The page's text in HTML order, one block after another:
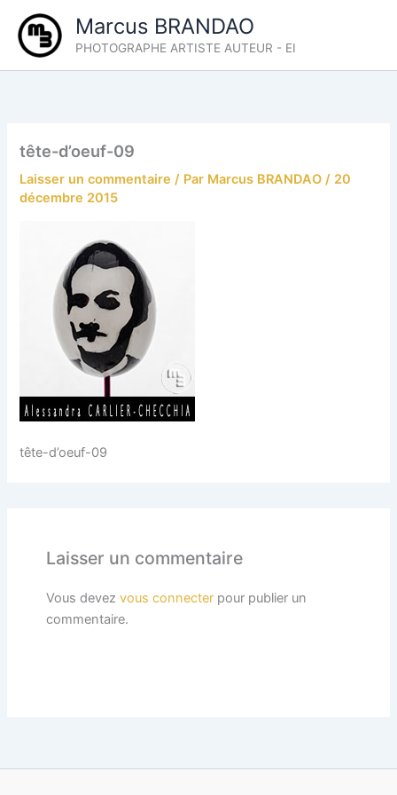
contenu
Marcus BRANDAO
PHOTOGRAPHE ARTISTE AUTEUR - EI
tête-d’oeuf-09
Laisser un commentaire / Par Marcus BRANDAO/ 20
décembre 2015
tête-d’oeuf-09
Laisser un commentaire
Vous devez vous connecterpour publier un
commentaire.